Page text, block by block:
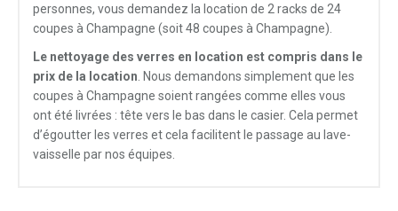
personnes, vous demandez la location de 2 racks de 24
coupes à Champagne (soit 48 coupes à Champagne).
Le nettoyage des verres en location est compris dans le
prix de la location . Nous demandons simplement que les
coupes à Champagne soient rangées comme elles vous
ont été livrées : tête vers le bas dans le casier. Cela permet
d’égoutter les verres et cela facilitent le passage au lave-
vaisselle par nos équipes.